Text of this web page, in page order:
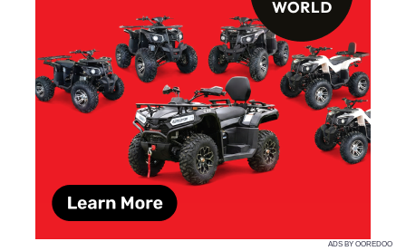
ADS BY OOREDOO